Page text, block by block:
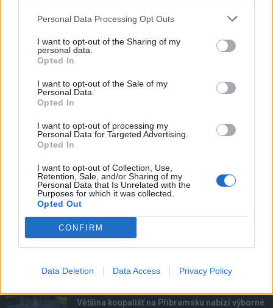
Personal Data Processing Opt Outs
I want to opt-out of the Sharing of my
personal data.
Opted In
I want to opt-out of the Sale of my
Personal Data.
Opted In
I want to opt-out of processing my
Personal Data for Targeted Advertising.
Opted In
I want to opt-out of Collection, Use,
Retention, Sale, and/or Sharing of my
Personal Data that Is Unrelated with the
Purposes for which it was collected.
Opted Out
CONFIRM
Data Deletion Data Access Privacy Policy
NOVINKY
Většina koupališť na Příbramsku nabízí výborné